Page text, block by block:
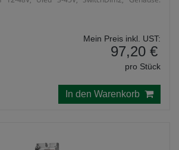
Mein Preis inkl. UST:
97,20 €
pro Stück
In den Warenkorb